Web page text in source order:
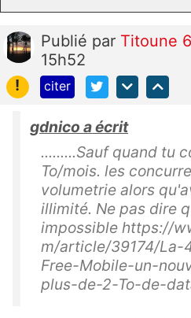
Publié par Titoune
15h52
!
citer
gdnico a écrit
.........Sauf quand tu
To/mois. les
volumetrie alors
illimité. Ne pas dire
impossible https://
m/article/39174/La-
Free-Mobile-un-
plus-de-2-To-de-